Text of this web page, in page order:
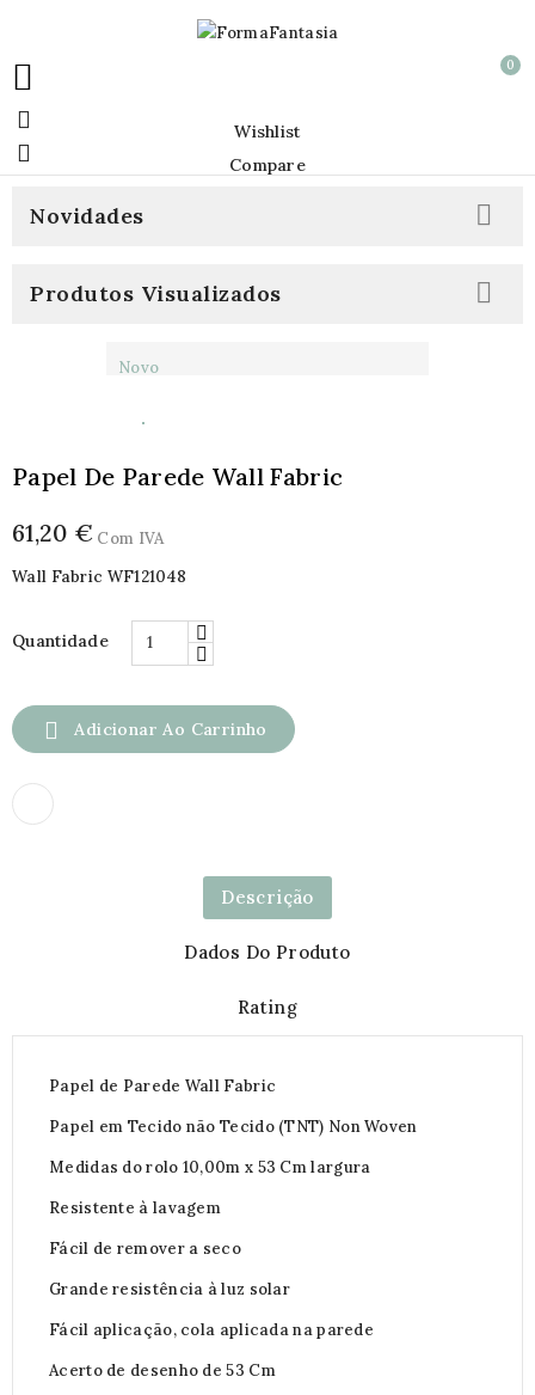
 0
 Wishlist
 Compare
Novidades 
Produtos Visualizados 
Novo
Papel De Parede Wall Fabric
61,20 € Com IVA
Wall Fabric WF121048
Quantidade
 Adicionar Ao Carrinho
Descrição
Dados Do Produto
Rating
Papel de Parede Wall Fabric
Papel em Tecido não Tecido (TNT) Non Woven
Medidas do rolo 10,00m x 53 Cm largura
Resistente à lavagem
Fácil de remover a seco
Grande resistência à luz solar
Fácil aplicação, cola aplicada na parede
Acerto de desenho de 53 Cm